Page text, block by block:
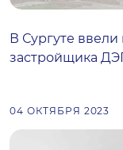
В Сургуте
застройщика
04 ОКТЯБРЯ 2023